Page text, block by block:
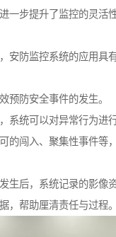
一步提升了监控的灵活
安防监控系统的应用具
预防安全事件的发生。
系统可以对异常行为进
的闯入、聚集性事件等
生后，系统记录的影像
，帮助厘清责任与过程。